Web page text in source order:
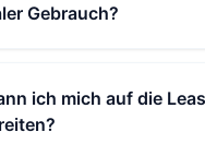
Gebrauch?
ich mich auf die